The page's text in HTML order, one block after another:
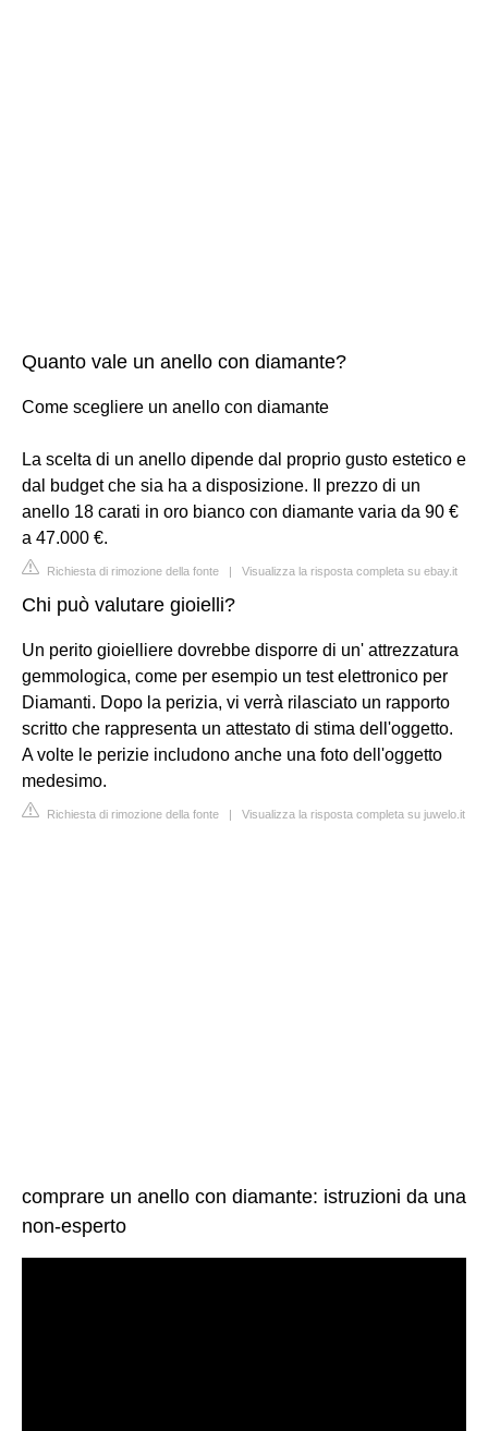
Quanto vale un anello con diamante?
Come scegliere un anello con diamante
La scelta di un anello dipende dal proprio gusto estetico e
dal budget che sia ha a disposizione. Il prezzo di un
anello 18 carati in oro bianco con diamante varia da 90 €
a 47.000 €.
Richiesta di rimozione della fonte | Visualizza la risposta completa su ebay.it
Chi può valutare gioielli?
Un perito gioielliere dovrebbe disporre di un' attrezzatura
gemmologica, come per esempio un test elettronico per
Diamanti. Dopo la perizia, vi verrà rilasciato un rapporto
scritto che rappresenta un attestato di stima dell'oggetto.
A volte le perizie includono anche una foto dell'oggetto
medesimo.
Richiesta di rimozione della fonte | Visualizza la risposta completa su juwelo.it
comprare un anello con diamante: istruzioni da una
non-esperto